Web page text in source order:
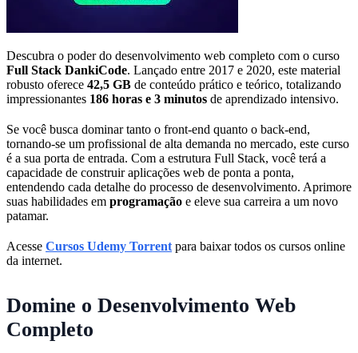
Descubra o poder do desenvolvimento web completo com o curso
Full Stack DankiCode. Lançado entre 2017 e 2020, este material
robusto oferece 42,5 GB de conteúdo prático e teórico, totalizando
impressionantes 186 horas e 3 minutos de aprendizado intensivo.
Se você busca dominar tanto o front-end quanto o back-end,
tornando-se um profissional de alta demanda no mercado, este curso
é a sua porta de entrada. Com a estrutura Full Stack, você terá a
capacidade de construir aplicações web de ponta a ponta,
entendendo cada detalhe do processo de desenvolvimento. Aprimore
suas habilidades em programação e eleve sua carreira a um novo
patamar.
Acesse Cursos Udemy Torrent para baixar todos os cursos online
da internet.
Domine o Desenvolvimento Web
Completo